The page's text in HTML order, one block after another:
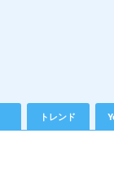
トレンド